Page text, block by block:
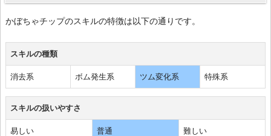
かぼちゃチップのスキルの特徴は以下の通りです。
スキルの種類
消去系 ボム発生系 ツム変化系 特殊系
スキルの扱いやすさ
易しい 普通 難しい